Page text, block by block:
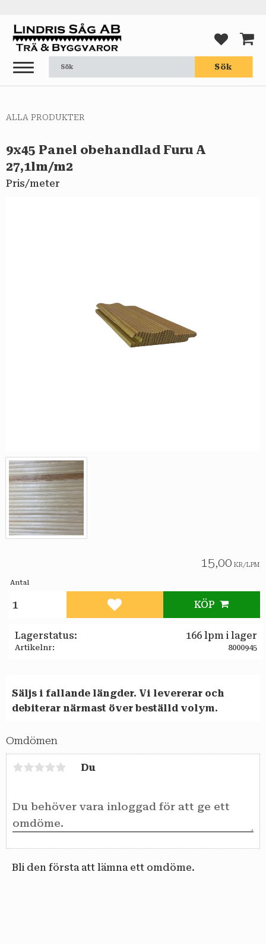
Meny
Sök
ALLA PRODUKTER
9x45 Panel obehandlad Furu A
27,1lm/m2
Pris/meter
15,00 KR/LPM
Antal
KÖP
Lägg till i favoriter
Lagerstatus 166 lpm i lager
Artikelnr 8000945
Säljs i fallande längder. Vi levererar och
debiterar närmast över beställd volym.
Omdömen
Du
Bli den första att lämna ett omdöme.